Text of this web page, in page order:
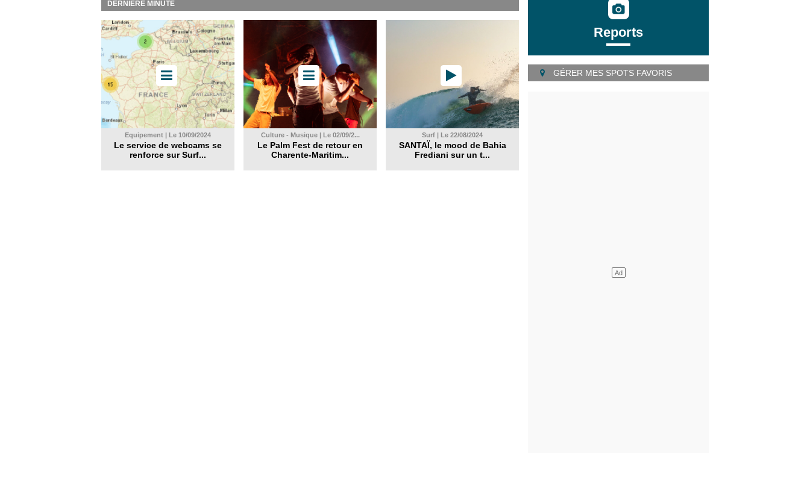
DERNIÈRE MINUTE
Equipement | Le 10/09/2024
Le service de webcams se
renforce sur Surf...
Culture - Musique | Le 02/09/2...
Le Palm Fest de retour en
Charente-Maritim...
Surf | Le 22/08/2024
SANTAÏ, le mood de Bahia
Frediani sur un t...
Reports
GÉRER MES SPOTS FAVORIS